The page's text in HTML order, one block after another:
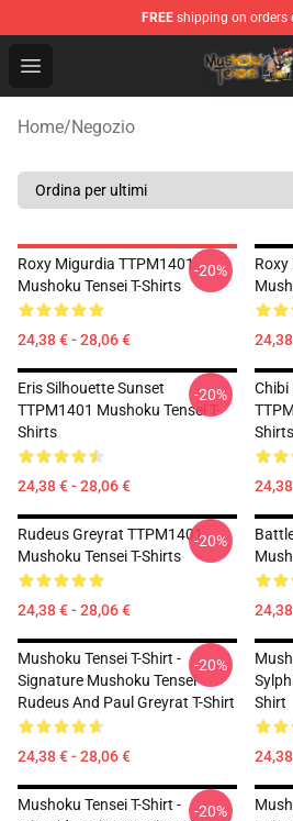
FREE shipping on orders
Open menu
Mushoku Tensei Store -
Home/Negozio
Roxy Migurdia TTPM1401
Mushoku Tensei T-Shirts
24,38 € - 28,06 €
-20%
Eris Silhouette Sunset
TTPM1401 Mushoku Tensei T-
Shirts
24,38 € - 28,06 €
-20%
Chibi
Shirts
Rudeus Greyrat TTPM1401
Mushoku Tensei T-Shirts
24,38 € - 28,06 €
-20%
Mushoku Tensei T-Shirt -
Signature Mushoku Tensei
Rudeus And Paul Greyrat T-Shirt
24,38 € - 28,06 €
-20%
Shirt
Mushoku Tensei T-Shirt -
-20%